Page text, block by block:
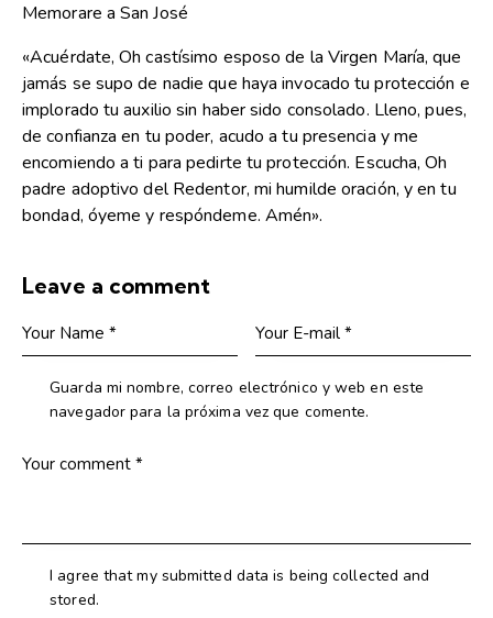
Memorare a San José
«Acuérdate, Oh castísimo esposo de la Virgen María, que
jamás se supo de nadie que haya invocado tu protección e
implorado tu auxilio sin haber sido consolado. Lleno, pues,
de confianza en tu poder, acudo a tu presencia y me
encomiendo a ti para pedirte tu protección. Escucha, Oh
padre adoptivo del Redentor, mi humilde oración, y en tu
bondad, óyeme y respóndeme. Amén».
Leave a comment
Guarda mi nombre, correo electrónico y web en este
navegador para la próxima vez que comente.
I agree that my submitted data is being collected and
stored.